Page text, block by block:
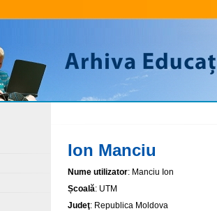
Ion Manciu
Nume utilizator: Manciu Ion
Școală: UTM
Judeţ: Republica Moldova